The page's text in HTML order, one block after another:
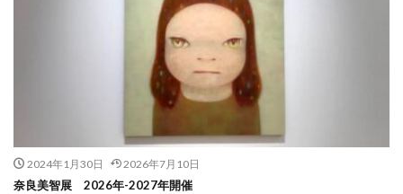
2024年1月30日 2026年7月10日
奈良美智展 2026年-2027年開催